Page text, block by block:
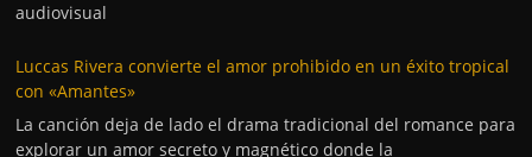
audiovisual
Luccas Rivera convierte el amor prohibido en un éxito tropical
con «Amantes»
La canción deja de lado el drama tradicional del romance para
explorar un amor secreto y magnético donde la